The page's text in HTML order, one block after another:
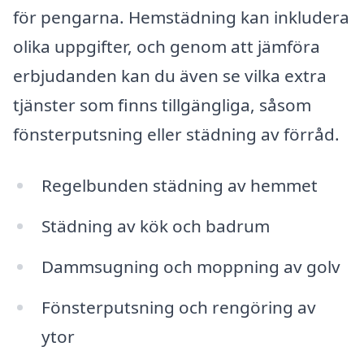
för pengarna. Hemstädning kan inkludera
olika uppgifter, och genom att jämföra
erbjudanden kan du även se vilka extra
tjänster som finns tillgängliga, såsom
fönsterputsning eller städning av förråd.
Regelbunden städning av hemmet
Städning av kök och badrum
Dammsugning och moppning av golv
Fönsterputsning och rengöring av
ytor